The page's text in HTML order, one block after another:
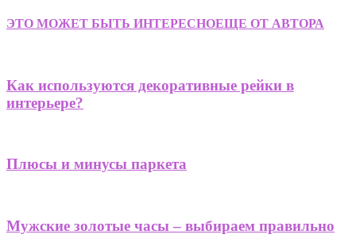
ЭТО МОЖЕТ БЫТЬ ИНТЕРЕСНОЕЩЕ ОТ АВТОРА
Как используются декоративные рейки в
интерьере?
Плюсы и минусы паркета
Мужские золотые часы – выбираем правильно